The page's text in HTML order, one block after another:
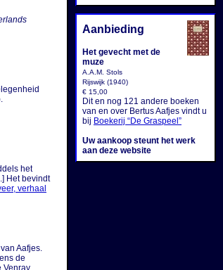
Aanbieding
Het gevecht met de
muze
A.A.M. Stols
Rijswijk (1940)
€ 15,00
Dit en nog 121 andere boeken
van en over Bertus Aafjes vindt u
bij Boekerij “De Graspeel”
Uw aankoop steunt het werk
aan deze website
het
Het bevindt
verhaal
Aafjes.
de